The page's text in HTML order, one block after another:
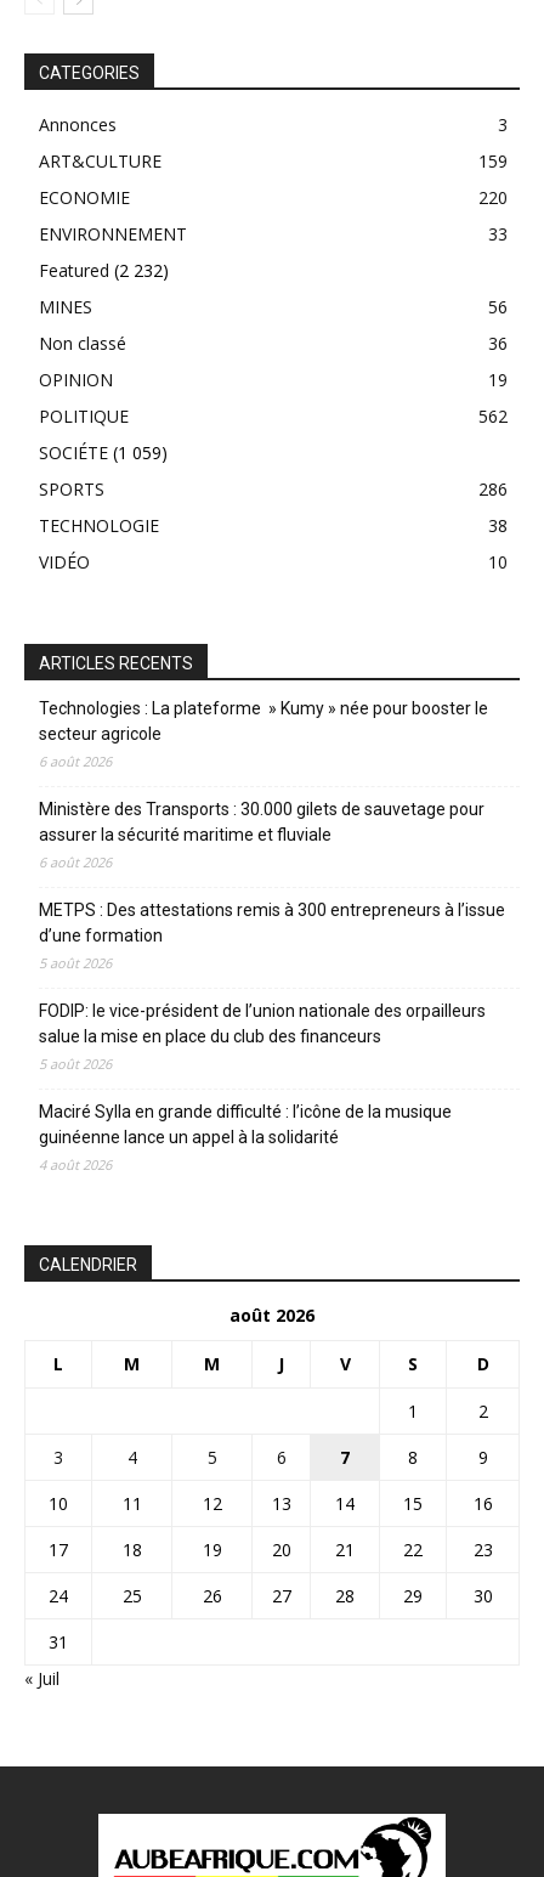
CATEGORIES
Annonces
3
ART&CULTURE
159
ECONOMIE
220
ENVIRONNEMENT
33
Featured (2 232)
MINES
56
Non classé
36
OPINION
19
POLITIQUE
562
SOCIÉTE (1 059)
SPORTS
286
TECHNOLOGIE
38
VIDÉO
10
ARTICLES RECENTS
Technologies : La plateforme » Kumy » née pour booster le
secteur agricole
6 août 2026
Ministère des Transports : 30.000 gilets de sauvetage pour
assurer la sécurité maritime et fluviale
6 août 2026
METPS : Des attestations remis à 300 entrepreneurs à l’issue
d’une formation
5 août 2026
FODIP: le vice-président de l’union nationale des orpailleurs
salue la mise en place du club des financeurs
5 août 2026
Maciré Sylla en grande difficulté : l’icône de la musique
guinéenne lance un appel à la solidarité
4 août 2026
CALENDRIER
août 2026
L M M J V S D
1
2
3
4 5 6 7 8
9
10
11 12 13 14 15
16
17
18 19 20 21 22
23
24
25 26 27 28 29
30
31
« Juil